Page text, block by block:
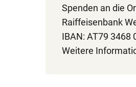
Spenden an die
Raiffeisenbank
IBAN: AT79 3468
Weitere